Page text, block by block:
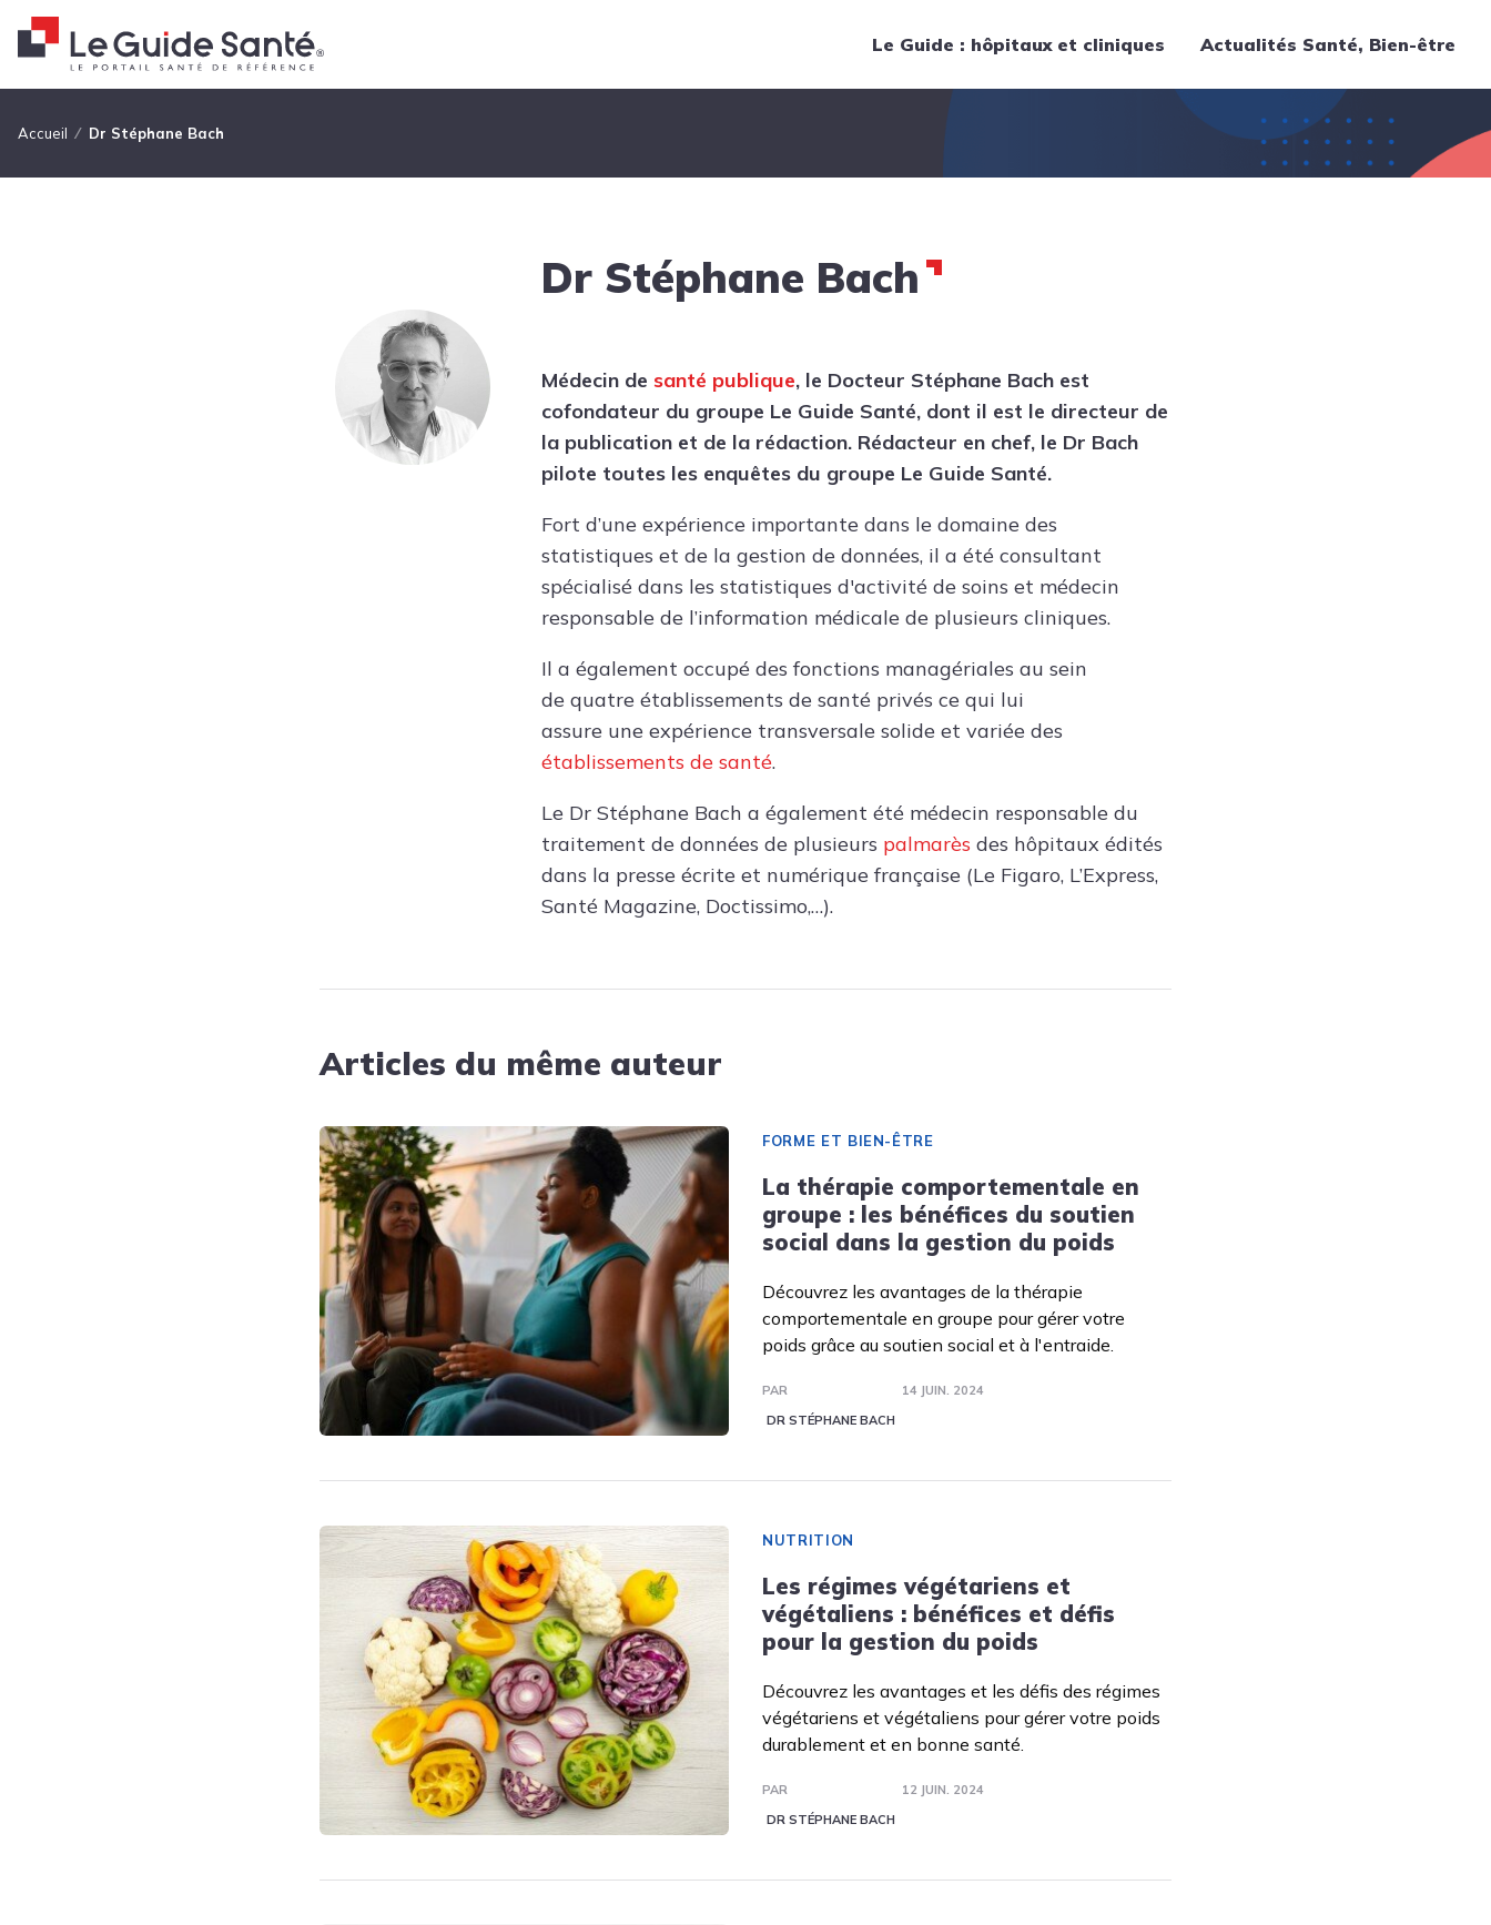
Le Guide : hôpitaux et cliniques Actualités Santé, Bien-être
Thématiques
Fil d'Ariane
Accueil Dr Stéphane Bach
Dr Stéphane Bach
Médecin de santé publique, le Docteur Stéphane Bach est
cofondateur du groupe Le Guide Santé, dont il est le directeur de
la publication et de la rédaction. Rédacteur en chef, le Dr Bach
pilote toutes les enquêtes du groupe Le Guide Santé.
Fort d’une expérience importante dans le domaine des
statistiques et de la gestion de données, il a été consultant
spécialisé dans les statistiques d'activité de soins et médecin
responsable de l’information médicale de plusieurs cliniques.
Il a également occupé des fonctions managériales au sein
de quatre établissements de santé privés ce qui lui
assure une expérience transversale solide et variée des
établissements de santé.
Le Dr Stéphane Bach a également été médecin responsable du
traitement de données de plusieurs palmarès des hôpitaux édités
dans la presse écrite et numérique française (Le Figaro, L’Express,
Santé Magazine, Doctissimo,…).
Articles du même auteur
FORME ET BIEN-ÊTRE
La thérapie comportementale en
groupe : les bénéfices du soutien
social dans la gestion du poids
Découvrez les avantages de la thérapie
comportementale en groupe pour gérer votre
poids grâce au soutien social et à l'entraide.
PAR
DR STÉPHANE BACH
14 JUIN. 2024
NUTRITION
Les régimes végétariens et
végétaliens : bénéfices et défis
pour la gestion du poids
Découvrez les avantages et les défis des régimes
végétariens et végétaliens pour gérer votre poids
durablement et en bonne santé.
PAR
DR STÉPHANE BACH
12 JUIN. 2024